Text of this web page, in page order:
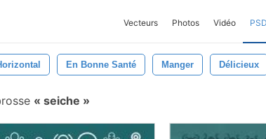
Vecteurs Photos Vidéo PSD
En Bonne Santé Manger Délicieux
seiche